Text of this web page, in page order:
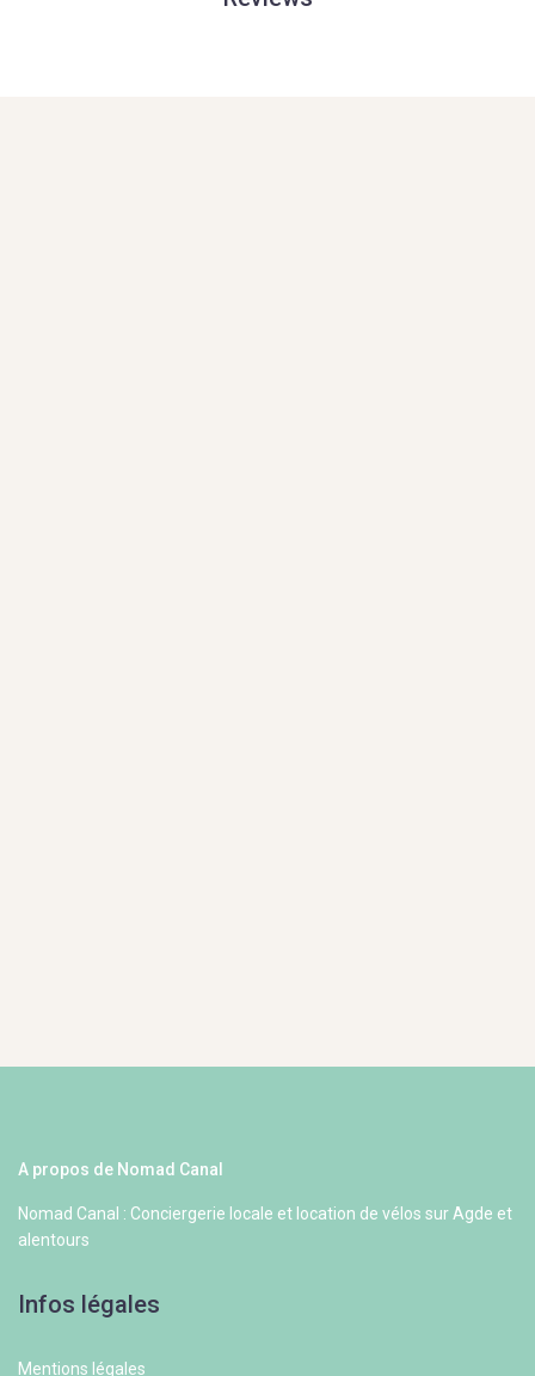
A propos de Nomad Canal
Nomad Canal : Conciergerie locale et location de vélos sur Agde et
alentours
Infos légales
Mentions légales